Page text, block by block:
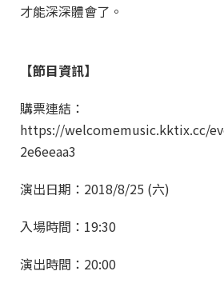
才能深深體會了。
【節目資訊】
購票連結：
https://welcomemusic.kktix.cc/
2e6eeaa3
演出日期：2018/8/25 (六)
入場時間：19:30
演出時間：20:00